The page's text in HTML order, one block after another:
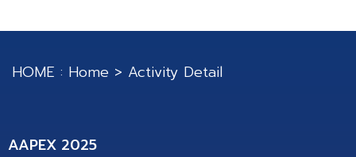
HOME : Home > Activity Detail
AAPEX 2025